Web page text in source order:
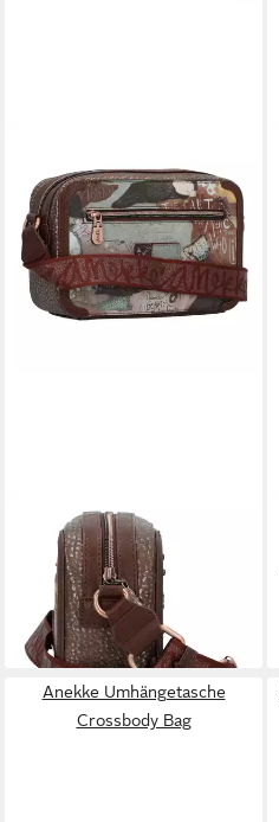
Umhängetasche Core
34,92 € UVP 79,95 €
-56%
in 2-3 Werktagen bei dir
Anekke Umhängetasche
Crossbody Bag